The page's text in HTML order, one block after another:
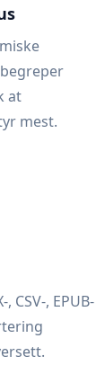
at
mest.
, CSV-, EPUB-